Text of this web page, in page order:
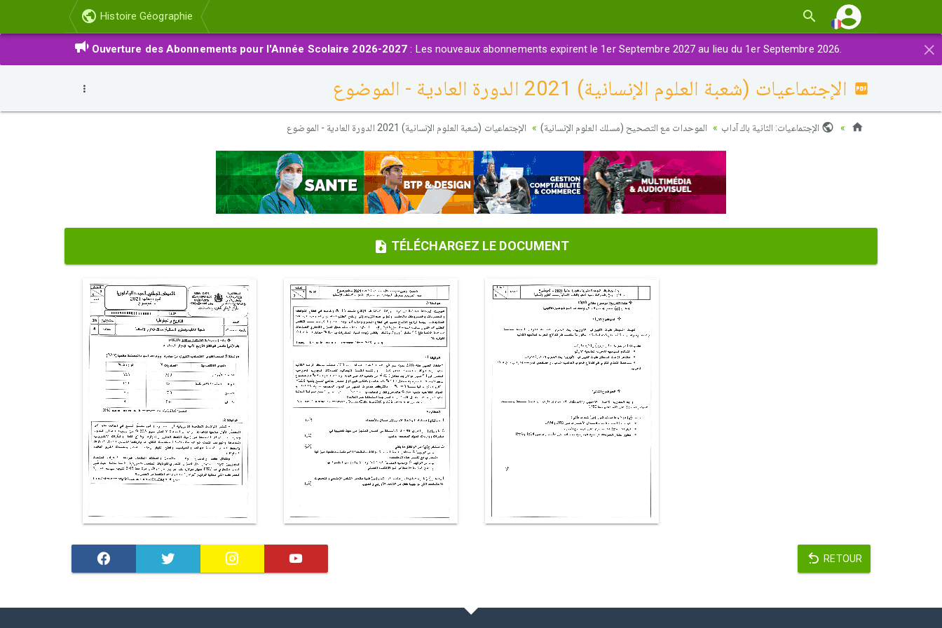
Histoire Géographie
×
Ouverture des Abonnements pour l'Année Scolaire 2026-2027 : Les nouveaux abonnements expirent le 1er Septembre 2027 au lieu du 1er Septembre 2026.
الإجتماعيات (شعبة العلوم الإنسانية) 2021 الدورة العادية - الموضوع
الإجتماعيات: الثانية باك آداب الموحدات مع التصحيح (مسلك العلوم الإنسانية) الإجتماعيات (شعبة العلوم الإنسانية) 2021 الدورة العادية - الموضوع
TÉLÉCHARGEZ LE DOCUMENT
RETOUR